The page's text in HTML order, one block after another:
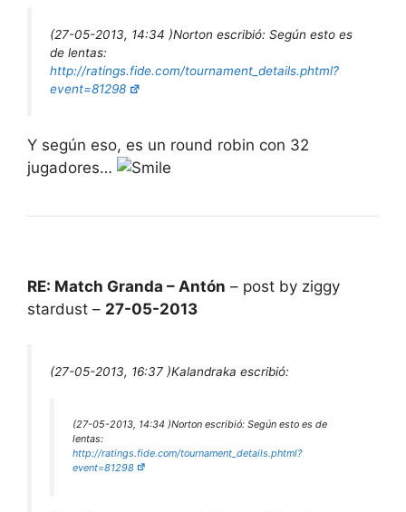
(27-05-2013, 14:34 )Norton escribió: Según esto es
de lentas:
http://ratings.fide.com/tournament_details.phtml?
event=81298
Y según eso, es un round robin con 32
jugadores…
RE: Match Granda – Antón – post by ziggy
stardust – 27-05-2013
(27-05-2013, 16:37 )Kalandraka escribió:
(27-05-2013, 14:34 )Norton escribió: Según esto es de
lentas:
http://ratings.fide.com/tournament_details.phtml?
event=81298